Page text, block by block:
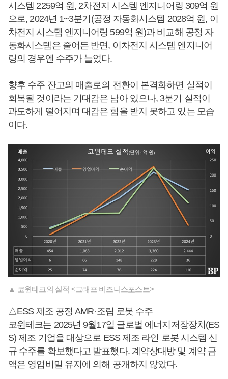
시스템 2259억 원, 2차전지 시스템 엔지니어링 309억 원
으로, 2024년 1~3분기(공정 자동화시스템 2028억 원, 이
차전지 시스템 엔지니어링 599억 원)과 비교해 공정 자
동화시스템은 줄어든 반면, 이차전지 시스템 엔지니어
링의 경우엔 수주가 늘었다.
향후 수주 잔고의 매출로의 전환이 본격화하면 실적이
회복될 것이라는 기대감은 남아 있으나, 3분기 실적이
과도하게 떨어지며 대감은 힘을 받지 못하고 있는 모습
이다.
▲ 코윈테크의 실적 <그래프 비즈니스포스트>
△ESS 제조 공정 AMR·조립 로봇 수주
코윈테크는 2025년 9월17일 글로벌 에너지저장장치(ES
S) 제조 기업을 대상으로 ESS 제조 라인 로봇 시스템 신
규 수주를 확보했다고 발표했다. 계약상대방 및 계약 금
액은 영업비밀 유지에 의해 공개하지 않았다.